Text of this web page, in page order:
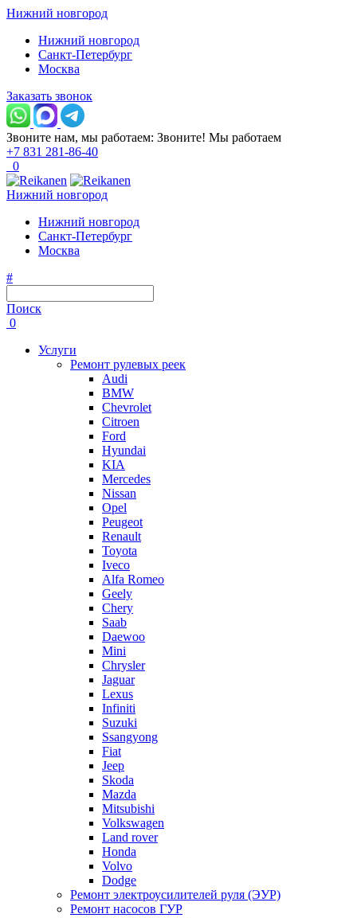
Нижний новгород
Нижний новгород
Санкт-Петербург
Москва
Заказать звонок
Звоните нам, мы работаем: Звоните! Мы работаем
+7 831 281-86-40
0
Нижний новгород
Нижний новгород
Санкт-Петербург
Москва
#
Поиск
0
Услуги
Ремонт рулевых реек
Audi
BMW
Chevrolet
Citroen
Ford
Hyundai
KIA
Mercedes
Nissan
Opel
Peugeot
Renault
Toyota
Iveco
Alfa Romeo
Geely
Chery
Saab
Daewoo
Mini
Chrysler
Jaguar
Lexus
Infiniti
Suzuki
Ssangyong
Fiat
Jeep
Skoda
Mazda
Mitsubishi
Volkswagen
Land rover
Honda
Volvo
Dodge
Ремонт электроусилителей руля (ЭУР)
Ремонт насосов ГУР